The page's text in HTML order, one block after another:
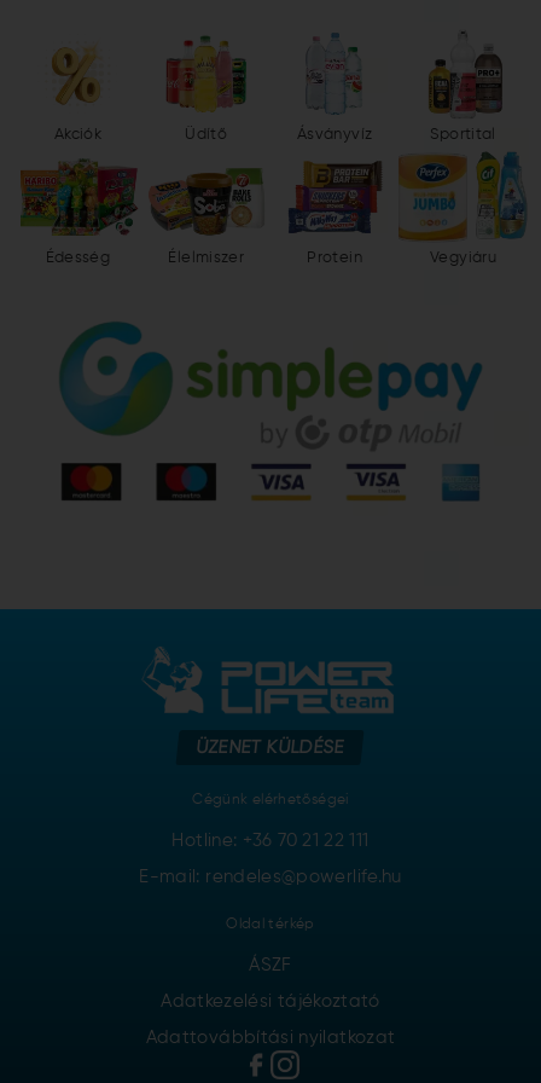
Akciók Üdítő Ásványvíz Sportital
Édesség Élelmiszer Protein Vegyiáru
ÜZENET KÜLDÉSE
Cégünk elérhetőségei
Hotline: +36 70 21 22 111
E-mail: rendeles@powerlife.hu
Oldal térkép
ÁSZF
Adatkezelési tájékoztató
Adattovábbítási nyilatkozat